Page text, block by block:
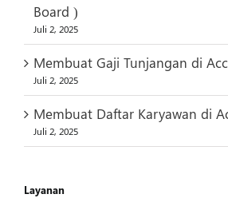
Board )
Juli 2, 2025
Membuat Gaji Tunjangan di
Juli 2, 2025
Membuat Daftar Karyawan di
Juli 2, 2025
Layanan